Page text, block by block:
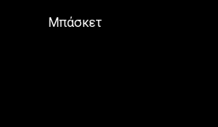
Μπάσκετ